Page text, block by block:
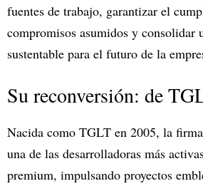
fuentes de trabajo, garantizar el
compromisos asumidos y consolidar
sustentable para el futuro de la
Su reconversión: de
Nacida como TGLT en 2005, la
una de las desarrolladoras más
premium, impulsando proyectos